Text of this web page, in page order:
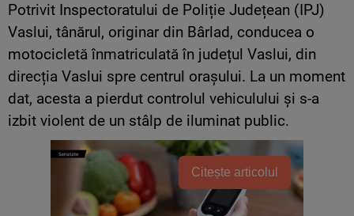
Potrivit Inspectoratului de Poliție Județean (IPJ)
Vaslui, tânărul, originar din Bârlad, conducea o
motocicletă înmatriculată în județul Vaslui, din
direcția Vaslui spre centrul orașului. La un moment
dat, acesta a pierdut controlul vehiculului și s-a
izbit violent de un stâlp de iluminat public.
Citește articolul